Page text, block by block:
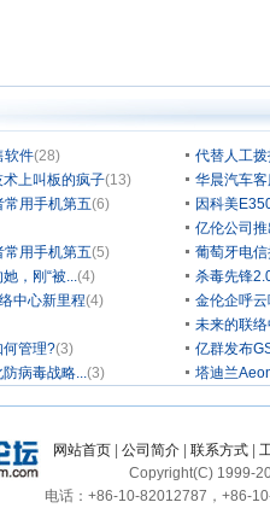
软件(28) 代替人工
上叫板的疯子(13) 华晨汽车
用手机第五(6) 因科美
亿伦公司推
用手机第五(5) 葡萄牙电
，刚“被...(4) 杀毒先锋
中心新里程(4) 金伦企呼
未来的联
何管理?(3) 亿群发布
病毒战略...(3) 塔迪兰
网站首页 公司简介 联系方式
Copyright(C) 1999-
电话：+86-10-82012787，+86-